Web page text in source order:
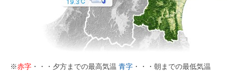
※赤字 ・・・夕方までの最高気温 青字 ・・・朝までの最低気温